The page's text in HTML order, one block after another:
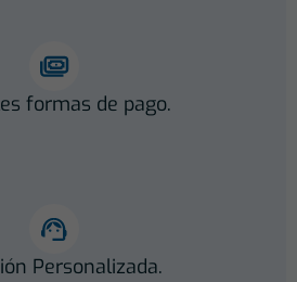
formas de pago.
Personalizada.